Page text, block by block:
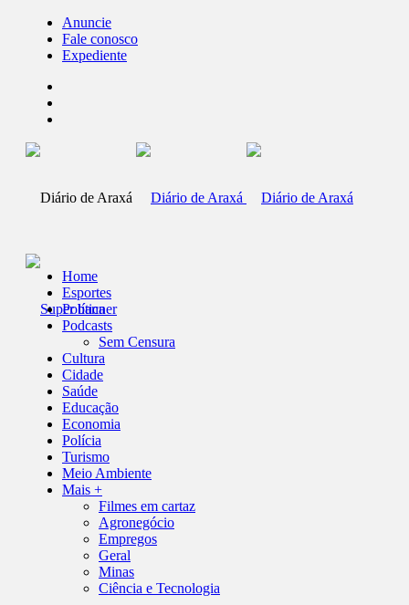
Anuncie
Fale conosco
Expediente
Home
Esportes
Política
Podcasts
Sem Censura
Cultura
Cidade
Saúde
Educação
Economia
Polícia
Turismo
Meio Ambiente
Mais +
Filmes em cartaz
Agronegócio
Empregos
Geral
Minas
Ciência e Tecnologia